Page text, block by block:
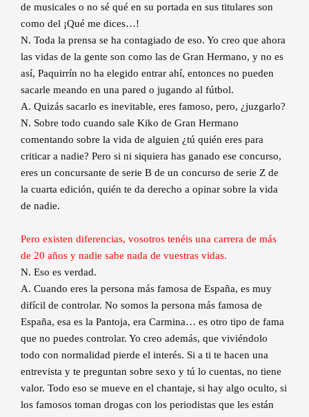
de musicales o no sé qué en su portada en sus titulares son
como del ¡Qué me dices…!
N. Toda la prensa se ha contagiado de eso. Yo creo que ahora
las vidas de la gente son como las de Gran Hermano, y no es
así, Paquirrín no ha elegido entrar ahí, entonces no pueden
sacarle meando en una pared o jugando al fútbol.
A. Quizás sacarlo es inevitable, eres famoso, pero, ¿juzgarlo?
N. Sobre todo cuando sale Kiko de Gran Hermano
comentando sobre la vida de alguien ¿tú quién eres para
criticar a nadie? Pero si ni siquiera has ganado ese concurso,
eres un concursante de serie B de un concurso de serie Z de
la cuarta edición, quién te da derecho a opinar sobre la vida
de nadie.
Pero existen diferencias, vosotros tenéis una carrera de más
de 20 años y nadie sabe nada de vuestras vidas.
N. Eso es verdad.
A. Cuando eres la persona más famosa de España, es muy
difícil de controlar. No somos la persona más famosa de
España, esa es la Pantoja, era Carmina… es otro tipo de fama
que no puedes controlar. Yo creo además, que viviéndolo
todo con normalidad pierde el interés. Si a ti te hacen una
entrevista y te preguntan sobre sexo y tú lo cuentas, no tiene
valor. Todo eso se mueve en el chantaje, si hay algo oculto, si
los famosos toman drogas con los periodistas que les están